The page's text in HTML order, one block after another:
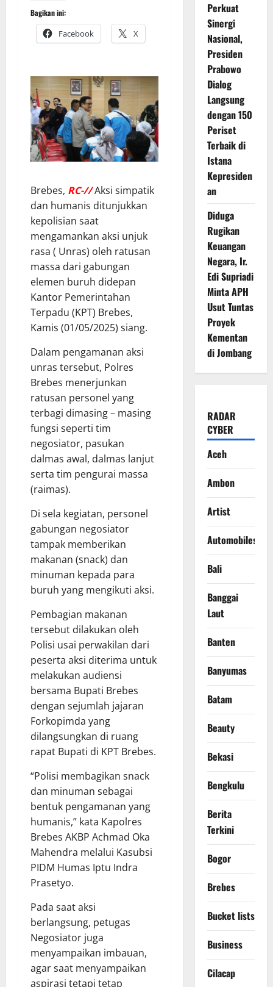
Bagikan ini:
Facebook X
Brebes, RC-//Aksi simpatik
dan humanis ditunjukkan
kepolisian saat
mengamankan aksi unjuk
rasa ( Unras) oleh ratusan
massa dari gabungan
elemen buruh didepan
Kantor Pemerintahan
Terpadu (KPT) Brebes,
Kamis (01/05/2025) siang.
Dalam pengamanan aksi
unras tersebut, Polres
Brebes menerjunkan
ratusan personel yang
terbagi dimasing – masing
fungsi seperti tim
negosiator, pasukan
dalmas awal, dalmas lanjut
serta tim pengurai massa
(raimas).
Di sela kegiatan, personel
gabungan negosiator
tampak memberikan
makanan (snack) dan
minuman kepada para
buruh yang mengikuti aksi.
Pembagian makanan
tersebut dilakukan oleh
Polisi usai perwakilan dari
peserta aksi diterima untuk
melakukan audiensi
bersama Bupati Brebes
dengan sejumlah jajaran
Forkopimda yang
dilangsungkan di ruang
rapat Bupati di KPT Brebes.
“Polisi membagikan snack
dan minuman sebagai
bentuk pengamanan yang
humanis,” kata Kapolres
Brebes AKBP Achmad Oka
Mahendra melalui Kasubsi
PIDM Humas Iptu Indra
Prasetyo.
Pada saat aksi
berlangsung, petugas
Negosiator juga
menyampaikan imbauan,
agar saat menyampaikan
aspirasi tetapi tetap
Perkuat
Sinergi
Nasional,
Presiden
Prabowo
Dialog
Langsung
dengan 150
Periset
Terbaik di
Istana
Kepresiden
an
Diduga
Rugikan
Keuangan
Negara, Ir.
Edi Supriadi
Minta APH
Usut Tuntas
Proyek
Kementan
di Jombang
RADAR
CYBER
Aceh
Ambon
Artist
Automobiles
Bali
Banggai
Laut
Banten
Banyumas
Batam
Beauty
Bekasi
Bengkulu
Berita
Terkini
Bogor
Brebes
Bucket lists
Business
Cilacap